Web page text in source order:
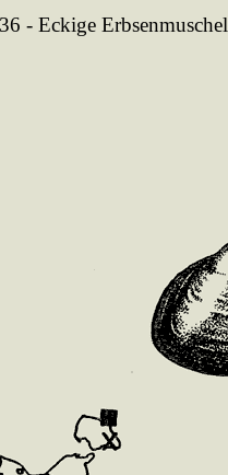
- Eckige Erbsenmuschel